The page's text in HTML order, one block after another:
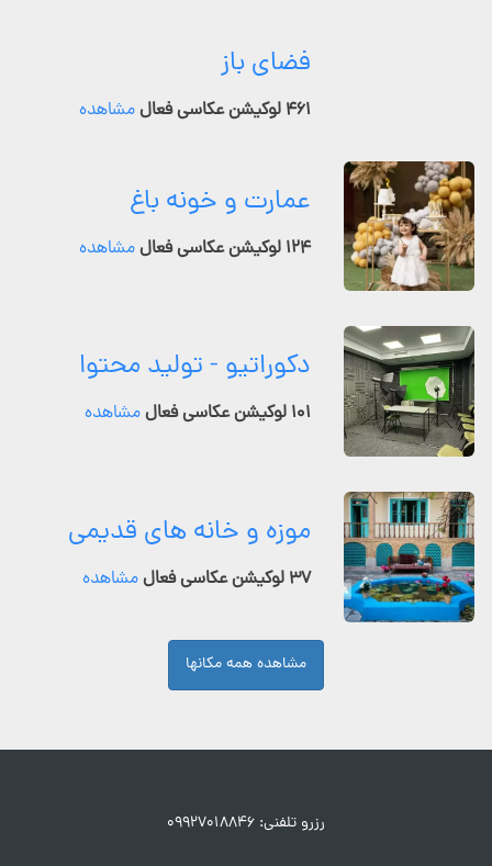
فضای باز
۴۶۱ لوکیشن عکاسی فعال مشاهده
عمارت و خونه باغ
۱۲۴ لوکیشن عکاسی فعال مشاهده
دکوراتیو - تولید محتوا
۱۰۱ لوکیشن عکاسی فعال مشاهده
موزه و خانه های قدیمی
۳۷ لوکیشن عکاسی فعال مشاهده
مشاهده همه مکانها
رزرو تلفنی: ۰۹۹۲۷۰۱۸۸۴۶